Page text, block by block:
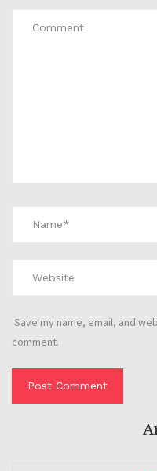
Save my name, email, and
comment.